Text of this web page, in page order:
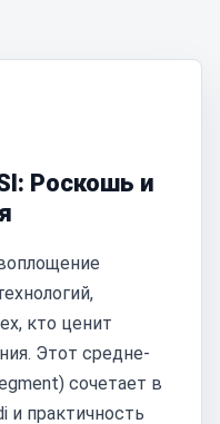
Роскошь и
кто ценит
Этот средне-
сочетает в
и практичность